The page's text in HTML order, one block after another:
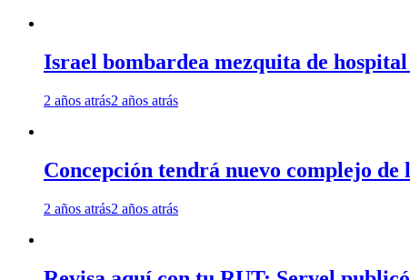
Israel bombardea mezquita de
2 años atrás2 años atrás
Concepción tendrá nuevo complejo de
2 años atrás2 años atrás